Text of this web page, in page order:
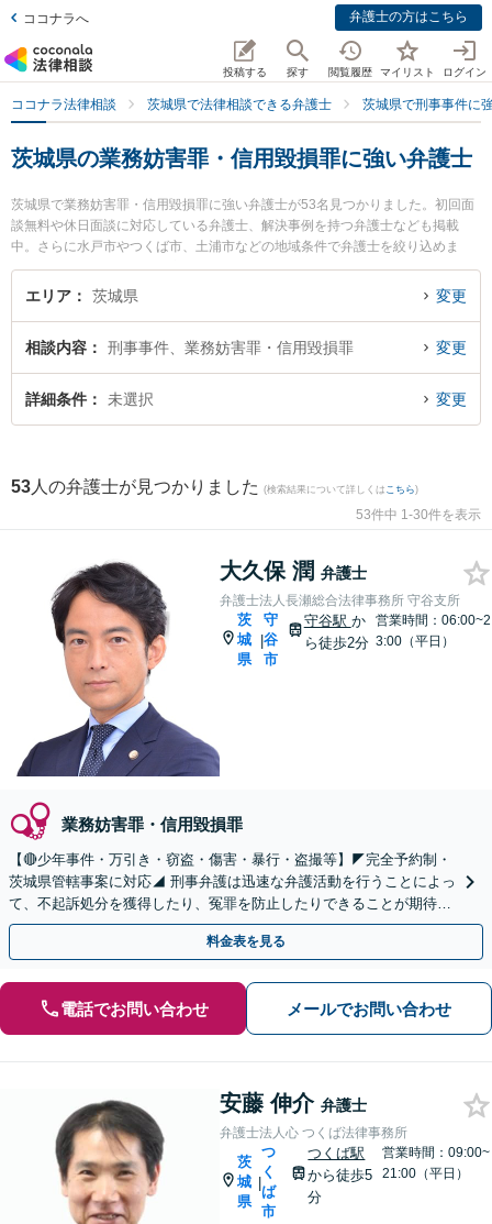
ココナラへ 弁護士の方はこちら
投稿する 探す 閲覧履歴 マイリスト ログイン
ココナラ法律相談 茨城県で法律相談できる弁護士 茨城県で刑事事件に
茨城県の業務妨害罪・信用毀損罪に強い弁護士
茨城県で業務妨害罪・信用毀損罪に強い弁護士が53名見つかりました。初回面
談無料や休日面談に対応している弁護士、解決事例を持つ弁護士なども掲載
中。さらに水戸市やつくば市、土浦市などの地域条件で弁護士を絞り込めま
す。刑事事件に関係する加害者側や少年事件、再犯・前科あり等の細かな分野
での絞り込み検索もでき便利です。特に弁護士法人長瀬総合法律事務所 守谷支
士のプロフィール情報や弁護士費用、強みなどが注目されています。『茨城県
で土日や夜間に発生した業務妨害罪・信用毀損罪のトラブルを今すぐに弁護士
に相談したい』『業務妨害罪・信用毀損罪のトラブル解決の実績豊富な近くの
エリア 茨城県 変更
相談内容 刑事事件、業務妨害罪・信用毀損罪 変更
詳細条件 未選択 変更
53 人の弁護士が見つかりました (検索結果について詳しくは こちら)
53件中 1-30件を表示
大久保 潤 弁護士
弁護士法人長瀬総合法律事務所 守谷支所
茨
城
県
|
守
谷
市
守谷駅 か
ら徒歩2分
営業時間：06:00~2
3:00（平日）
業務妨害罪・信用毀損罪
【🔴少年事件・万引き・窃盗・傷害・暴行・盗撮等】◤完全予約制・
茨城県管轄事案に対応◢ 刑事弁護は迅速な弁護活動を行うことによっ
て、不起訴処分を獲得したり、冤罪を防止したりできることが期待で
きます。可能な限り当日のご相談にも対応いたします。
料金表を見る
電話でお問い合わせ メールでお問い合わせ
安藤 伸介 弁護士
弁護士法人心 つくば法律事務所
茨
城
県
|
つ
く
ば
市
つくば駅
から徒歩5
分
営業時間：09:00~
21:00（平日）